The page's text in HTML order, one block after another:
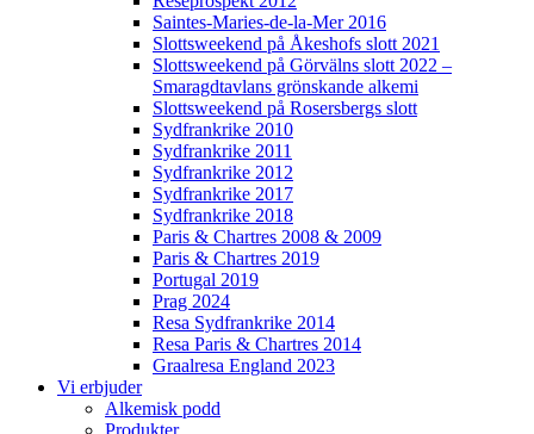
Saintes-Maries-de-la-Mer 2016
Slottsweekend på Åkeshofs slott 2021
Slottsweekend på Görvälns slott 2022 –
Smaragdtavlans grönskande alkemi
Slottsweekend på Rosersbergs slott
Sydfrankrike 2010
Sydfrankrike 2011
Sydfrankrike 2012
Sydfrankrike 2017
Sydfrankrike 2018
Paris & Chartres 2008 & 2009
Paris & Chartres 2019
Portugal 2019
Prag 2024
Resa Sydfrankrike 2014
Resa Paris & Chartres 2014
Graalresa England 2023
Vi erbjuder
Alkemisk podd
Produkter